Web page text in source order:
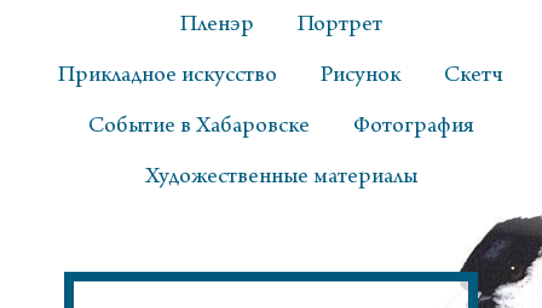
Пленэр Портрет
Прикладное искусство Рисунок Скетч
Событие в Хабаровске Фотография
Художественные материалы